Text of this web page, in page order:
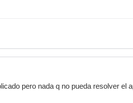
pero nada q no pueda resolver el